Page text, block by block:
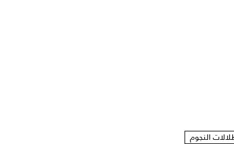
النجوم